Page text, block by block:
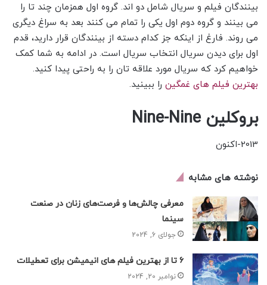
بینندگان فیلم و سریال شامل دو اند. گروه اول همزمان چند تا را
می بینند و گروه دوم اول یکی را تمام می کنند بعد به سراغ دیگری
می روند. فارغ از اینکه جز کدام دسته از بینندگان قرار دارید، قدم
اول برای دیدن سریال انتخاب سریال است. در ادامه به شما کمک
خواهیم کرد که سریال مورد علاقه تان را به راحتی پیدا کنید.
بهترین فیلم های غمگین را ببینید.
بروکلین Nine-Nine
2013-اکنون
نوشته های مشابه
معرفی چالش‌ها و فرصت‌های زنان در صنعت
سینما
جولای 6, 2024
6 تا از بهترین فیلم های انیمیشن برای تعطیلات
نوامبر 20, 2024